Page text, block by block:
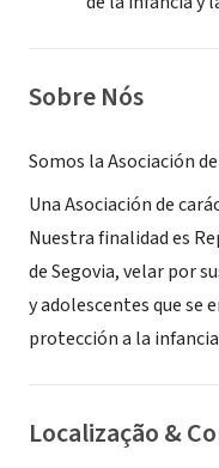
Sobre Nós
Somos la Asociación
Una Asociación de
Nuestra finalidad es
de Segovia, velar por
y adolescentes que se
protección a la
Localização &